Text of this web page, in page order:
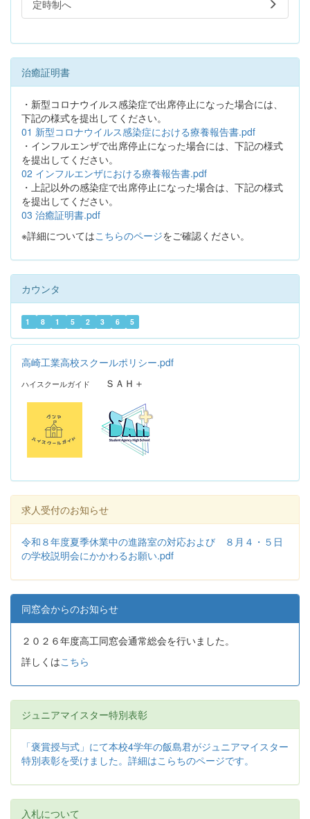
定時制へ
治癒証明書
・新型コロナウイルス感染症で出席停止になった場合には、
下記の様式を提出してください。
01 新型コロナウイルス感染症における療養報告書.pdf
・インフルエンザで出席停止になった場合には、下記の様式
を提出してください。
02 インフルエンザにおける療養報告書.pdf
・上記以外の感染症で出席停止になった場合は、下記の様式
を提出してください。
03 治癒証明書.pdf
※詳細についてはこちらのページをご確認ください。
カウンタ
1 8 1 5 2 3 6 5
高崎工業高校スクールポリシー.pdf
ハイスクールガイド ＳＡＨ＋
求人受付のお知らせ
令和８年度夏季休業中の進路室の対応および ８月４・５日
の学校説明会にかかわるお願い.pdf
同窓会からのお知らせ
２０２６年度高工同窓会通常総会を行いました。
詳しくはこちら
ジュニアマイスター特別表彰
「褒賞授与式」にて本校4学年の飯島君がジュニアマイスター
特別表彰を受けました。詳細はこらちのページです。
入札について